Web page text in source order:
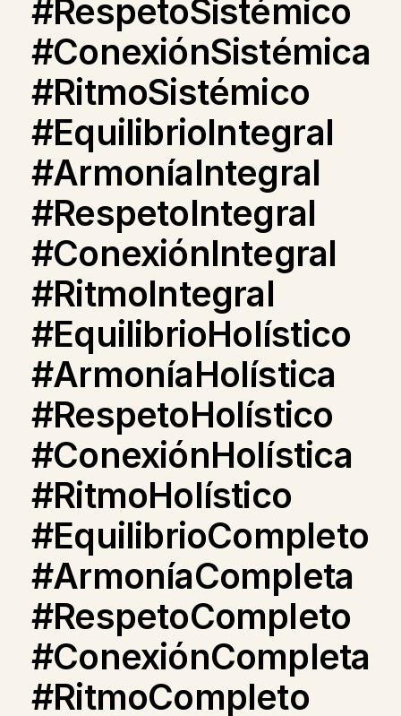
#RespetoSistémico
#ConexiónSistémica
#RitmoSistémico
#EquilibrioIntegral
#ArmoníaIntegral
#RespetoIntegral
#ConexiónIntegral
#RitmoIntegral
#EquilibrioHolístico
#ArmoníaHolística
#RespetoHolístico
#ConexiónHolística
#RitmoHolístico
#EquilibrioCompleto
#ArmoníaCompleta
#RespetoCompleto
#ConexiónCompleta
#RitmoCompleto